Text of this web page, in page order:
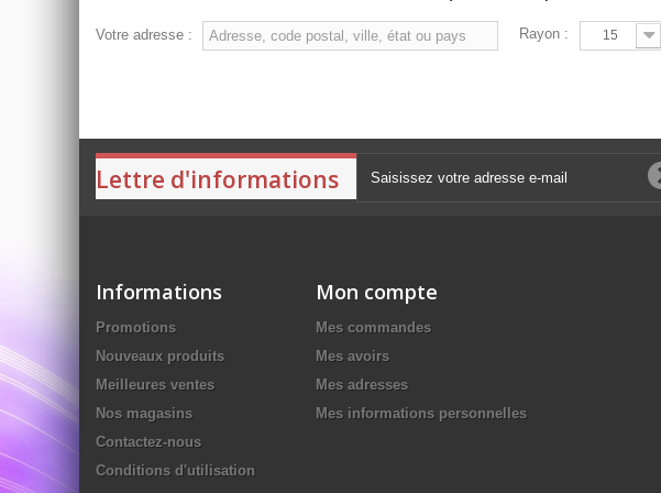
Votre adresse : Rayon : 15
Lettre d'informations
Informations
Promotions
Nouveaux produits
Meilleures ventes
Nos magasins
Contactez-nous
Conditions d'utilisation
Mon compte
Mes commandes
Mes avoirs
Mes adresses
Mes informations personnelles